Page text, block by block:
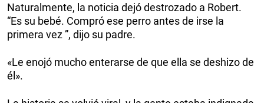
Naturalmente, la noticia dejó destrozado a Robert.
“Es su bebé. Compró ese perro antes de irse la
primera vez ”, dijo su padre.
«Le enojó mucho enterarse de que ella se deshizo de
él».